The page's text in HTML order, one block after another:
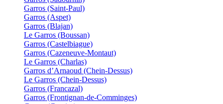
Garros (Saint-Paul)
Garros (Aspet)
Garros (Blajan)
Le Garros (Boussan)
Garros (Castelbiague)
Garros (Cazeneuve-Montaut)
Le Garros (Charlas)
Garros d’Arnaoud (Chein-Dessus)
Le Garros (Chein-Dessus)
Garros (Francazal)
Garros (Frontignan-de-Comminges)